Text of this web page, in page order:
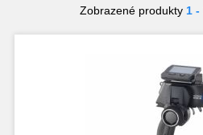
Zobrazené produkty 1 -